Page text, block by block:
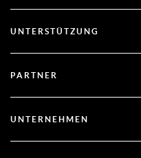
Multi-Faktor-Authentifizierung
Finanzdienstleistungen
Blog
Dokumentation
UNTERSTÜTZUNG
Kundenbetreuung
PARTNER
Partner werden
UNTERNEHMEN